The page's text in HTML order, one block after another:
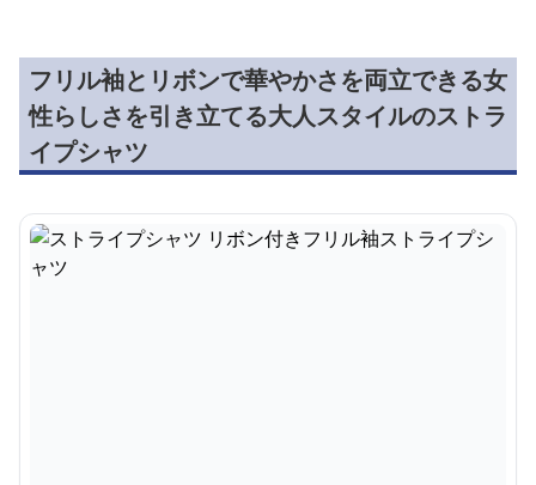
フリル袖とリボンで華やかさを両立できる女
性らしさを引き立てる大人スタイルのストラ
イプシャツ